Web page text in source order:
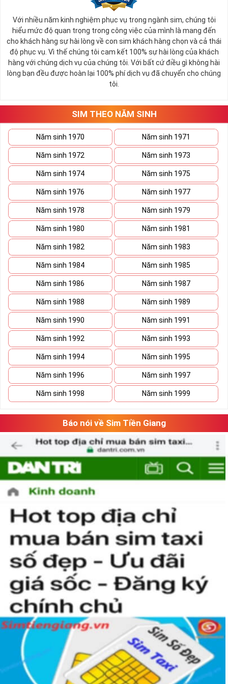
Tất cả các đầu số như sau: 4 đầu số 10 số cũ 096, 097, 098,
086 và 8 đầu số 10 số chuyển từ 11 số về là 032, 033, 034,
035, 036, 037, 038, 039.
Sim Năm Sinh Viettel sẽ có các đầu số trên và những
năm sinh ở đuôi như: 0967.3.5.2011, 0328.4.4.2009,
0343.4.7.1983, 0979.08.01.82,...
Viettel Hot Nhất
Sim Năm Sinh MobiFone:
Sim Năm Sinh Mobifone- Mobifone là công ty viễn thông
thuộc tổng công ty Viễn thông MobiFone tiền thân là công
ty thông tin di động Việt Nam thành lập năm 1993.
Thuộc top 3 công ty viễn thông mạnh nhất nước ta hiện nay
Mobifone là nhà mạng phủ sóng toàn quốc đặc biệt là luôn
mang tới cho khách hàng nhiều chính sách dịch vụ và ưu đãi
hấp dẫn để thu hút khách hàng.
Tính đến sau ngày 15/9/2018 Mobifone có tổng cộng 8 đầu
số đó là 090 – 093 – 089 – 070 – 079 – 077- 076 – 078
trong đó các đầu số 07 lần lượt chuyển từ 0120, 0121, 0122,
0126 và 0128 với sự đa dạng của các đầu số này thì sim nam
sinh của Mobifone cũng là một khoản thu khổng lồ mà nhà
mạng này kiếm về được từ việc phục vụ nhu cầu to lớn của
khách hàng.
Sim Năm Sinh Mobifone sẽ có các đầu số trên và
những năm sinh ở đuôi như: 076.5.01.1999,
0777.8.2.1998, 08988.4.1996, 0939.5.1.2014,
0907.31.03.82,...
Tham khảo ngay:Danh Sách Kho Sim Năm Sinh
MobiFone Giá Gốc
Sim Năm sinh VinaPhone:
Sim Năm Sinh Vinaphone- Vinaphone là nhà mạng lớn tại nước
ta có tên đầy đủ là Công ty Dịch vụ Viễn thông và đây là một
công ty thuộc Tập đoàn Bưu chính Viễn thông Việt Nam
(VNPT)
Với lĩnh vực chủ yếu thuộc về thông tin di động thông tin di
động, cung cấp các dịch vụ GSM, 3G, nhắn tin,... và nhiều lĩnh
vực khác, Vinaphone là tên thương mại được thành lập vào
ngày 26/6/1996.
Trong năm 2018 nhà mạng này chính thức trở thành nhà
mạng di động lớn thứ 2 Việt Nam với 21% thị trường chỉ sau
Viettel (60%) và đứng trên Mobifone với 18%.
Sau ngày 15/9/2018 thì nhà mạng này có tổng cộng có 7
đầu số gồm 091, 094, 088, 081, 082; 083, 084; 085 trong đó
đã bao gồm các đầu số được chuyển từ 11 số về 10 số.
Sim Năm Sinh của Vinaphone khá là hot trên thị trường vì các
đầu số của nhà mạng này khá đẹp. Bạn chắc chắn sẽ muốn sở
hữu một em sim nam sinh số đẹp của Vinaphone để dành
riêng cho mình đấy.
Sim Năm Sinh Vinaphone sẽ có các đầu số trên và
Với nhiều năm kinh nghiệm phục vụ trong ngành sim, chúng tôi
hiểu mức độ quan trọng trong công việc của mình là mang đến
cho khách hàng sự hài lòng về con sim khách hàng chọn và cả thái
độ phục vụ. Vì thế chúng tôi cam kết 100% sự hài lòng của khách
hàng với chúng dịch vụ của chúng tôi. Với bất cứ điều gì không hài
lòng bạn đều được hoàn lại 100% phí dịch vụ đã chuyển cho chúng
tôi.
SIM THEO NĂM SINH
Năm sinh 1970 Năm sinh 1971
Năm sinh 1972 Năm sinh 1973
Năm sinh 1974 Năm sinh 1975
Năm sinh 1976 Năm sinh 1977
Năm sinh 1978 Năm sinh 1979
Năm sinh 1980 Năm sinh 1981
Năm sinh 1982 Năm sinh 1983
Năm sinh 1984 Năm sinh 1985
Năm sinh 1986 Năm sinh 1987
Năm sinh 1988 Năm sinh 1989
Năm sinh 1990 Năm sinh 1991
Năm sinh 1992 Năm sinh 1993
Năm sinh 1994 Năm sinh 1995
Năm sinh 1996 Năm sinh 1997
Năm sinh 1998 Năm sinh 1999
Báo nói về Sim Tiền Giang